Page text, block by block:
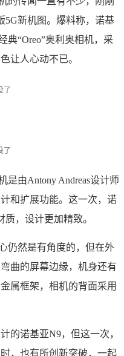
5G新机图。爆料称，诺基
典“Oreo”奥利奥相机，采
让人心动不已。
是由Antony Andreas设计师
和扩展功能。这一次，诺
，设计更加精致。
仍然是有角度的，但在外
曲的屏幕边缘，机身还有
属框架，相机的背面采用
的诺基亚N9，但这一次，
，也有所创新突破，一起